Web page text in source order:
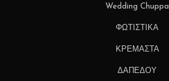
Wedding Chuppa
ΦΩΤΙΣΤΙΚΑ
ΚΡΕΜΑΣΤΑ
ΔΑΠΕΔΟΥ